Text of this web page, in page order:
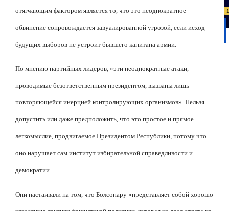
отягчающим фактором является то, что это неоднократное
обвинение сопровождается завуалированной угрозой, если исход
будущих выборов не устроит бывшего капитана армии.
По мнению партийных лидеров, «эти неоднократные атаки,
проводимые безответственным президентом, вызваны лишь
повторяющейся инерцией контролирующих организмов». Нельзя
допустить или даже предположить, что это простое и прямое
легкомыслие, продвигаемое Президентом Республики, потому что
оно нарушает сам институт избирательной справедливости и
демократии.
Они настаивали на том, что Болсонару «представляет собой хорошо